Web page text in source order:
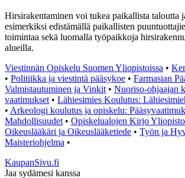
Hirsirakentaminen voi tukea paikallista taloutta
esimerkiksi edistämällä paikallisten
toimintaa sekä luomalla työpaikkoja
alueilla.
Viestinnän Opiskelu Suomen Yliopistoissa •
• Politiikka ja viestintä pääsykoe • Farmasian
Valmistautuminen ja Vinkit • Nuoriso-ohjaajan
vaatimukset • Lähiesimies Koulutus:
• Arkeologi koulutus ja opiskelu:
Mahdollisuudet • Opiskelualojen Kirjo
Oikeuslääkäri ja Oikeuslääketiede • Työn ja
Maisteriohjelma •
KaupanSivu.fi
Jaa sydämesi kanssa